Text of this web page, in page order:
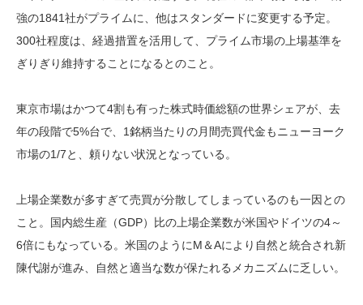
強の1841社がプライムに、他はスタンダードに変更する予定。
300社程度は、経過措置を活用して、プライム市場の上場基準を
ぎりぎり維持することになるとのこと。
東京市場はかつて4割も有った株式時価総額の世界シェアが、去
年の段階で5%台で、1銘柄当たりの月間売買代金もニューヨーク
市場の1/7と、頼りない状況となっている。
上場企業数が多すぎて売買が分散してしまっているのも一因との
こと。国内総生産（GDP）比の上場企業数が米国やドイツの4～
6倍にもなっている。米国のようにM＆Aにより自然と統合され新
陳代謝が進み、自然と適当な数が保たれるメカニズムに乏しい。